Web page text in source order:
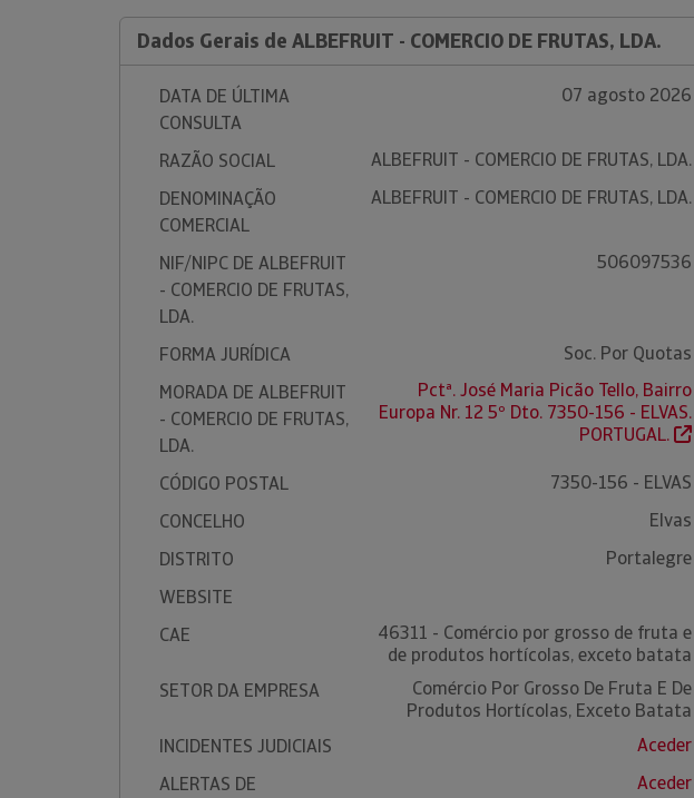
Dados Gerais de ALBEFRUIT - COMERCIO DE FRUTAS, LDA.
DATA DE ÚLTIMA
CONSULTA
07 agosto 2026
RAZÃO SOCIAL
ALBEFRUIT - COMERCIO DE FRUTAS, LDA.
DENOMINAÇÃO
COMERCIAL
ALBEFRUIT - COMERCIO DE FRUTAS, LDA.
NIF/NIPC DE ALBEFRUIT
- COMERCIO DE FRUTAS,
LDA.
506097536
FORMA JURÍDICA
Soc. Por Quotas
MORADA DE ALBEFRUIT
- COMERCIO DE FRUTAS,
LDA.
Pctª. José Maria Picão Tello, Bairro
Europa Nr. 12 5º Dto. 7350-156 - ELVAS.
PORTUGAL.
CÓDIGO POSTAL
7350-156 - ELVAS
CONCELHO
Elvas
DISTRITO
Portalegre
WEBSITE
CAE
46311 - Comércio por grosso de fruta e
de produtos hortícolas, exceto batata
SETOR DA EMPRESA
Comércio Por Grosso De Fruta E De
Produtos Hortícolas, Exceto Batata
INCIDENTES JUDICIAIS
Aceder
ALERTAS DE
Aceder